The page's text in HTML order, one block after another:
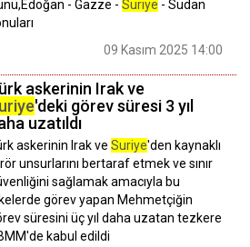
- Gazze - Suriye - Sudan
09 Kasım 2025 14:00
askerinin Irak ve
'deki görev süresi 3 yıl
uzatıldı
askerinin Irak ve Suriye'den kaynaklı
unsurlarını bertaraf etmek ve sınır
sağlamak amacıyla bu
görev yapan Mehmetçiğin
süresini üç yıl daha uzatan tezkere
kabul edildi